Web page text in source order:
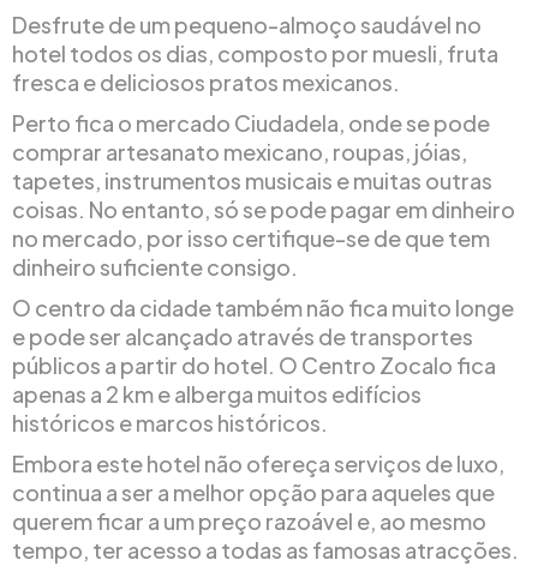
Desfrute de um pequeno-almoço saudável no
hotel todos os dias, composto por muesli, fruta
fresca e deliciosos pratos mexicanos.
Perto fica o mercado Ciudadela, onde se pode
comprar artesanato mexicano, roupas, jóias,
tapetes, instrumentos musicais e muitas outras
coisas. No entanto, só se pode pagar em dinheiro
no mercado, por isso certifique-se de que tem
dinheiro suficiente consigo.
O centro da cidade também não fica muito longe
e pode ser alcançado através de transportes
públicos a partir do hotel. O Centro Zocalo fica
apenas a 2 km e alberga muitos edifícios
históricos e marcos históricos.
Embora este hotel não ofereça serviços de luxo,
continua a ser a melhor opção para aqueles que
querem ficar a um preço razoável e, ao mesmo
tempo, ter acesso a todas as famosas atracções.